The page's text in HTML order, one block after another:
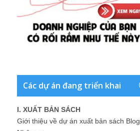
Các dự án đang triển khai
I. XUẤT BẢN SÁCH
Giới thiệu về dự án xuất bản sách Blog